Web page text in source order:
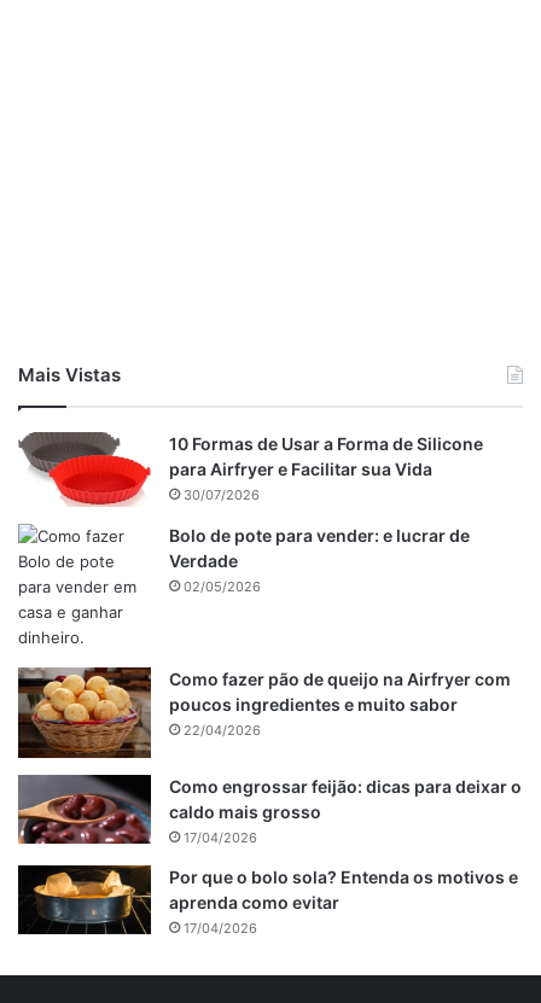
Mais Vistas
10 Formas de Usar a Forma de Silicone
para Airfryer e Facilitar sua Vida
30/07/2026
Bolo de pote para vender: e lucrar de
Verdade
02/05/2026
Como fazer pão de queijo na Airfryer com
poucos ingredientes e muito sabor
22/04/2026
Como engrossar feijão: dicas para deixar o
caldo mais grosso
17/04/2026
Por que o bolo sola? Entenda os motivos e
aprenda como evitar
17/04/2026